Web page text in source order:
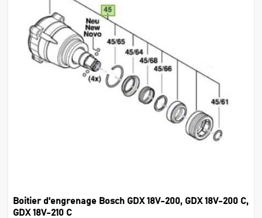
Boitier d'engrenage Bosch GDX 18V-200, GDX 18V-200 C,
GDX 18V-210 C